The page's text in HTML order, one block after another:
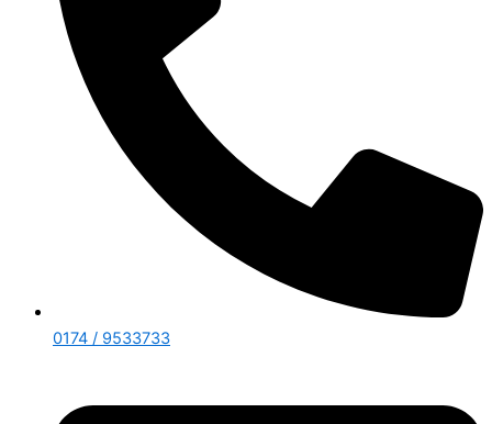
0174 / 9533733